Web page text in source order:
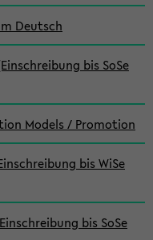
Deutsch
bis SoSe
Models / Promotion
bis WiSe
bis SoSe